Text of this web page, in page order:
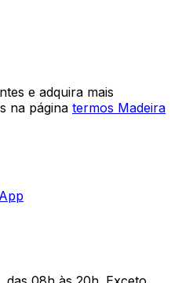
e adquira mais
na página termos Madeira